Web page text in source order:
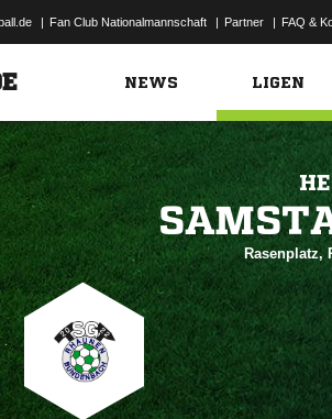
| Fan Club Nationalmannschaft | Partner | FAQ &
NEWS LIGEN
Rasenplatz,